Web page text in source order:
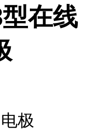
在线
极